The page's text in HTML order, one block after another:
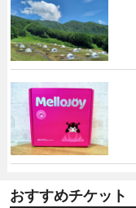
おすすめチケット